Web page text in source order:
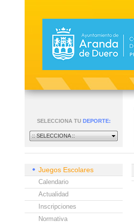
SELECCIONA TU DEPORTE:
:: SELECCIONA ::
Juegos Escolares
Calendario
Actualidad
Inscripciones
Normativa